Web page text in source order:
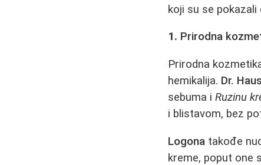
koji su se pokazali
1. Prirodna
Prirodna
hemikalija. Dr.
sebuma iRuzinu
i blistavom, bez
Logona takođe
kreme, poput one